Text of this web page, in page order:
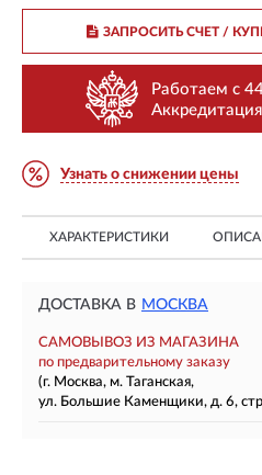
ЗАПРОСИТЬ СЧЕТ /
Работаем с
Узнать о снижении цены
ХАРАКТЕРИСТИКИ
ДОСТАВКА В МОСКВА
САМОВЫВОЗ ИЗ МАГАЗИНА
по предварительному заказу
(г. Москва, м. Таганская,
ул. Большие Каменщики, д. 6,